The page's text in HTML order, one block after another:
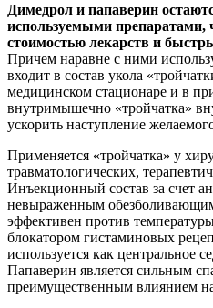
Димедрол и папаверин
используемыми препаратами,
стоимостью лекарств и
Причем наравне с ними
входит в состав укола
медицинском стационаре и в
внутримышечно «тройчатка»
ускорить наступление
Применяется «тройчатка» у
травматологических,
Инъекционный состав за счет
невыраженным
эффективен против
блокатором гистаминовых
используется как центральное
Папаверин является сильным
преимущественным влиянием